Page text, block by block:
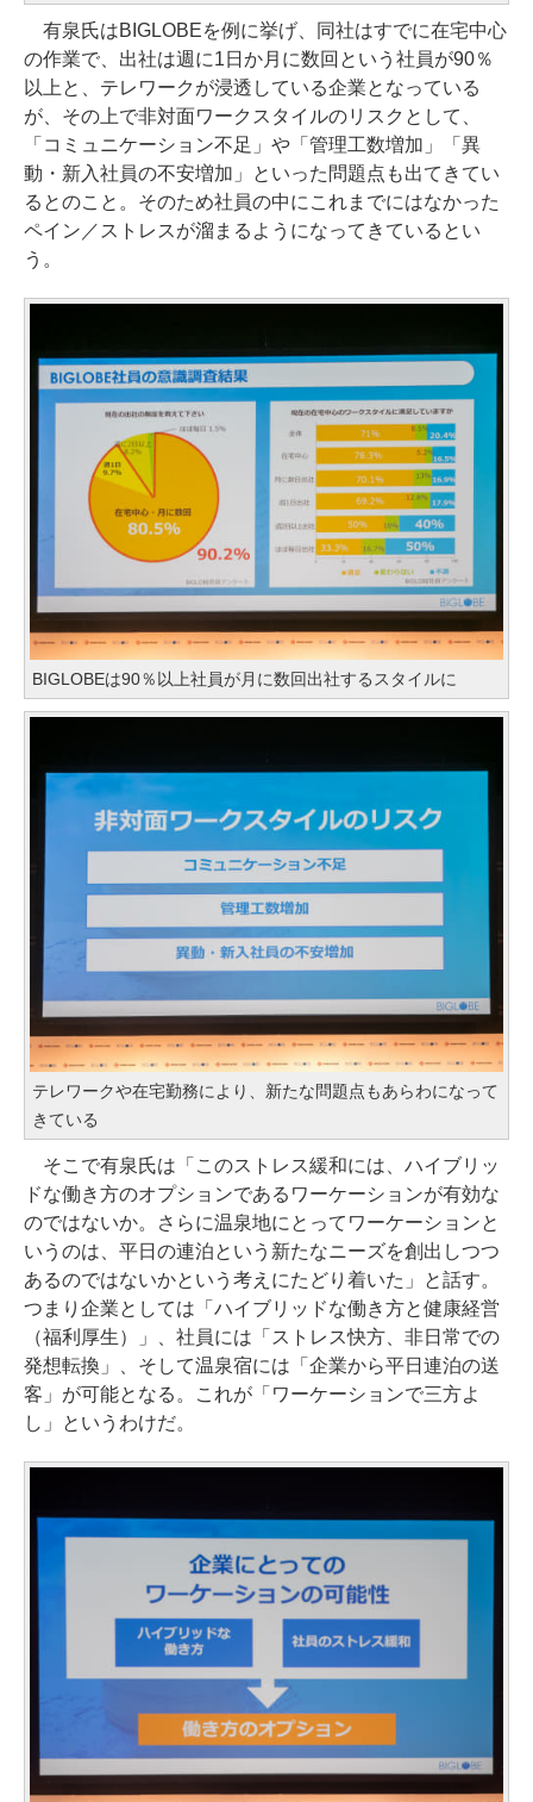
有泉氏はBIGLOBEを例に挙げ、同社はすでに在宅中心
の作業で、出社は週に1日か月に数回という社員が90％
以上と、テレワークが浸透している企業となっている
が、その上で非対面ワークスタイルのリスクとして、
「コミュニケーション不足」や「管理工数増加」「異
動・新入社員の不安増加」といった問題点も出てきてい
るとのこと。そのため社員の中にこれまでにはなかった
ペイン／ストレスが溜まるようになってきているとい
う。
BIGLOBEは90％以上社員が月に数回出社するスタイルに
テレワークや在宅勤務により、新たな問題点もあらわになって
きている
そこで有泉氏は「このストレス緩和には、ハイブリッ
ドな働き方のオプションであるワーケーションが有効な
のではないか。さらに温泉地にとってワーケーションと
いうのは、平日の連泊という新たなニーズを創出しつつ
あるのではないかという考えにたどり着いた」と話す。
つまり企業としては「ハイブリッドな働き方と健康経営
（福利厚生）」、社員には「ストレス快方、非日常での
発想転換」、そして温泉宿には「企業から平日連泊の送
客」が可能となる。これが「ワーケーションで三方よ
し」というわけだ。